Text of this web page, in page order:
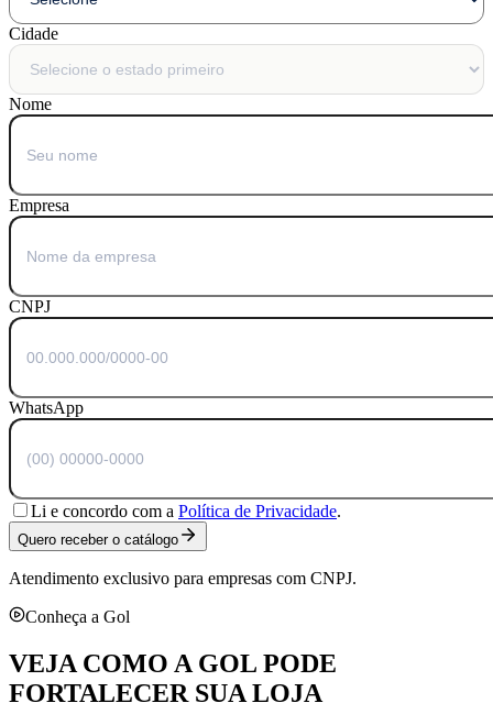
Cidade
Nome
Empresa
CNPJ
WhatsApp
Li e concordo com a Política de Privacidade.
Quero receber o catálogo
Atendimento exclusivo para empresas com CNPJ.
Conheça a Gol
VEJA COMO A GOL PODE
FORTALECER SUA LOJA